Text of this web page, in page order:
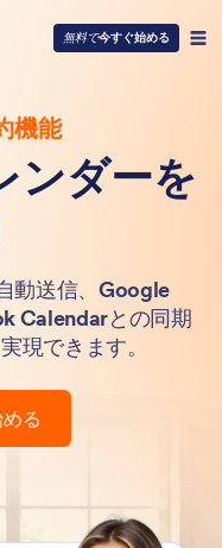
無料で今すぐ始める
機能
ンダーを
動送信、Google
Calendarとの同期
現できます。
る